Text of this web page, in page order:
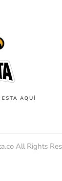
AQUÍ
All Rights